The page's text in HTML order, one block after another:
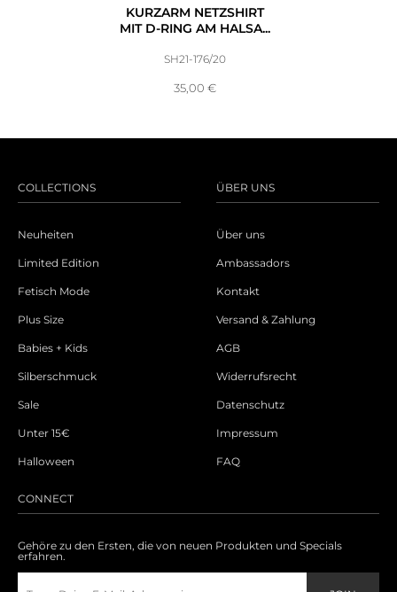
KURZARM NETZSHIRT
MIT D-RING AM HALSA...
SH21-176/20
35,00 €
COLLECTIONS
Neuheiten
Limited Edition
Fetisch Mode
Plus Size
Babies + Kids
Silberschmuck
Sale
Unter 15€
Halloween
ÜBER UNS
Über uns
Ambassadors
Kontakt
Versand & Zahlung
AGB
Widerrufsrecht
Datenschutz
Impressum
FAQ
CONNECT
Gehöre zu den Ersten, die von neuen Produkten und Specials
erfahren.